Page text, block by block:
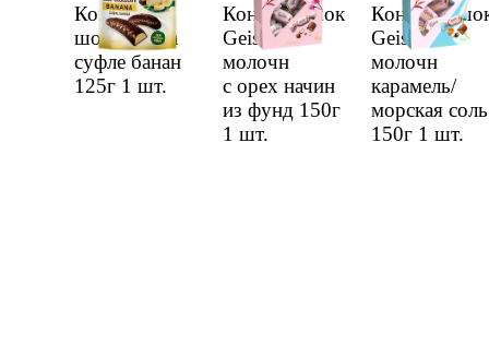
Конфе­ты
шок. O'Zera
суфле банан
125г 1 шт.
Конфе­ты шок
Geisha
молочн
с орех начин
из фунд 150г
1 шт.
Конфе­ты
Geisha
молочн
карамель/
морская соль
150г 1 шт.